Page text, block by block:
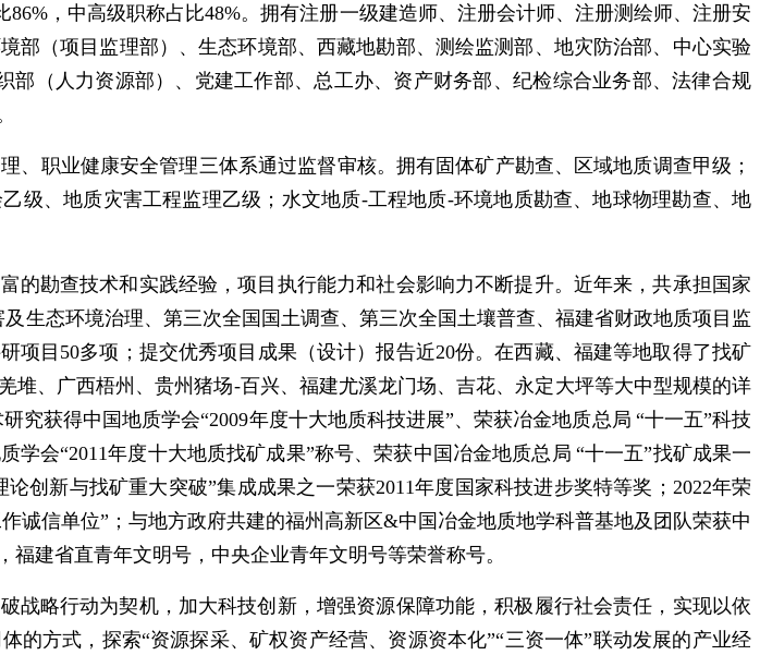
86%， 中高级职称占比48%。拥有注册一级建造师、注册会计师、注册测绘师、注册安
部（项目监理部）、生态环境部、西藏地勘部、测绘监测部、地灾防治部、中心实验
（人力资源部）、党建工作部、总工办、资产财务部、纪检综合业务部、法律合规
、职业健康安全管理三体系通过监督审核。拥有固体矿产勘查、区域地质调查甲级；
级、地质灾害工程监理乙级；水文地质-工程地质-环境地质勘查、地球物理勘查、地
的勘查技术和实践经验，项目执行能力和社会影响力不断提升。近年来，共承担国家
及生态环境治理、第三次全国国土调查、第三次全国土壤普查、福建省财政地质项目监
项目 50多项 ； 提交优秀项目成果（设计）报告近20份。在西藏、福建等地取得了找矿
堆、广西梧州、贵州猪场-百兴、福建尤溪龙门场、吉花、永定大坪等大中型规模的详
究获得中国地质学会“2009年度十大地质科技进展”、荣获冶金地质总局 “十一五”科技
学会“2011年度十大地质找矿成果”称号、荣获中国冶金地质总局 “十一五”找矿成果一
论创新与找矿重大突破”集成成果之一荣获2011年度 国家科技进步奖特等奖 ； 2022年荣
诚信单位”；与地方政府共建的福州高新区&中国冶金地质地学科普基地及团队荣获中
建省直青年文明号，中央企业青年文明号等荣誉称号。
战略行动为契机，加大科技创新，增强资源保障功能，积极履行社会责任，实现以依
的方式， 探索“资源探采、矿权资产经营、资源资本化”“三资一体”联动发展的产业经